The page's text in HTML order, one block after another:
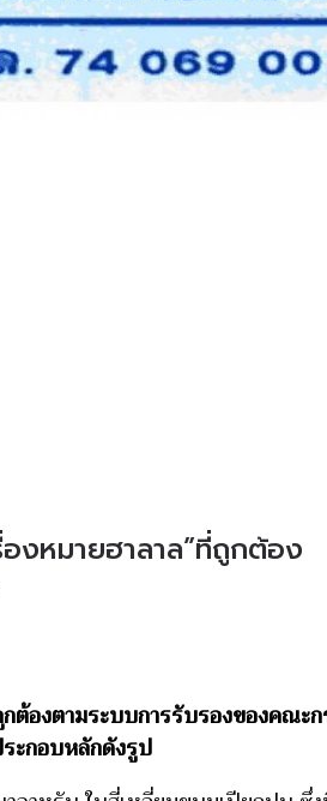
องหมายฮาลาล”ที่ถูกต้อง
ต้องตามระบบการรับรองของคณะ
ะกอบหลักดังรูป